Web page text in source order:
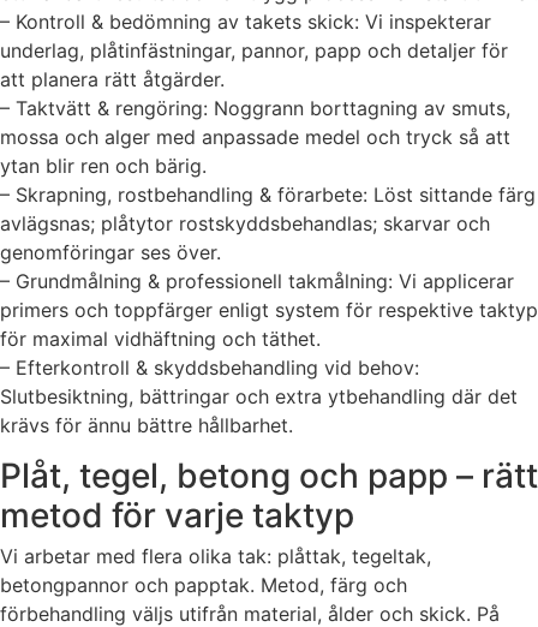
– Kontroll & bedömning av takets skick: Vi inspekterar
underlag, plåtinfästningar, pannor, papp och detaljer för
att planera rätt åtgärder.
– Taktvätt & rengöring: Noggrann borttagning av smuts,
mossa och alger med anpassade medel och tryck så att
ytan blir ren och bärig.
– Skrapning, rostbehandling & förarbete: Löst sittande färg
avlägsnas; plåtytor rostskyddsbehandlas; skarvar och
genomföringar ses över.
– Grundmålning & professionell takmålning: Vi applicerar
primers och toppfärger enligt system för respektive taktyp
för maximal vidhäftning och täthet.
– Efterkontroll & skyddsbehandling vid behov:
Slutbesiktning, bättringar och extra ytbehandling där det
krävs för ännu bättre hållbarhet.
Plåt, tegel, betong och papp – rätt
metod för varje taktyp
Vi arbetar med flera olika tak: plåttak, tegeltak,
betongpannor och papptak. Metod, färg och
förbehandling väljs utifrån material, ålder och skick. På